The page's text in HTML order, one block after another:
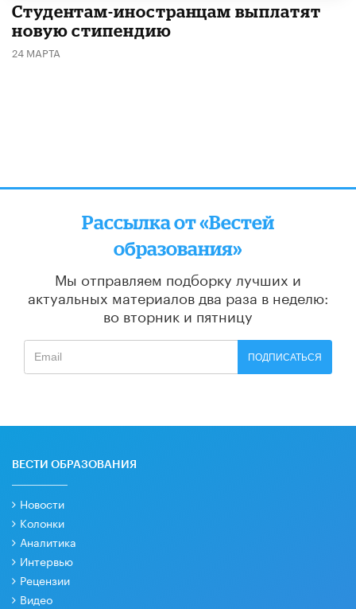
Студентам-иностранцам выплатят
новую стипендию
24 МАРТА
Рассылка от «Вестей
образования»
Мы отправляем подборку лучших и
актуальных материалов два раза в неделю:
во вторник и пятницу
ПОДПИСАТЬСЯ
ВЕСТИ ОБРАЗОВАНИЯ
Новости
Колонки
Аналитика
Интервью
Рецензии
Видео